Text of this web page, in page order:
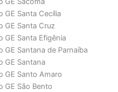
GE Santa Cecília
GE Santa Cruz
GE Santa Efigênia
Santana de Parnaíba
GE Santana
GE Santo Amaro
GE São Bento